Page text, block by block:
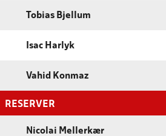
Tobias Bjellum
Isac Harlyk
Vahid Konmaz
RESERVER
Nicolai Mellerkær